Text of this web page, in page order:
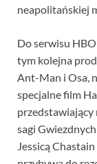
neapolitańskiej
Do serwisu
tym kolejna
Ant-Man i Osa,
specjalne film
przedstawiający
sagi
Jessicą